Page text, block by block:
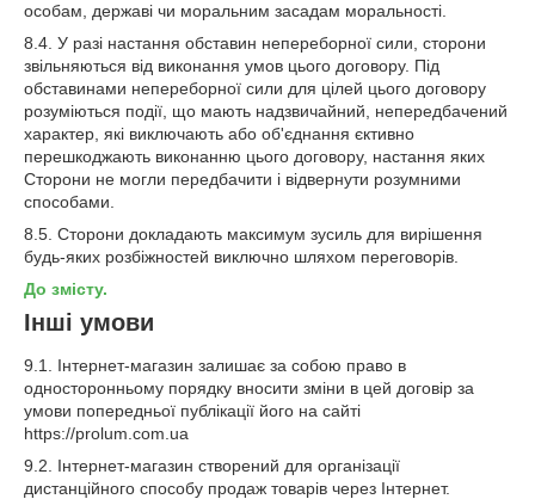
особам, державі чи моральним засадам моральності.
8.4. У разі настання обставин непереборної сили, сторони
звільняються від виконання умов цього договору. Під
обставинами непереборної сили для цілей цього договору
розуміються події, що мають надзвичайний, непередбачений
характер, які виключають або об'єднання єктивно
перешкоджають виконанню цього договору, настання яких
Сторони не могли передбачити і відвернути розумними
способами.
8.5. Сторони докладають максимум зусиль для вирішення
будь-яких розбіжностей виключно шляхом переговорів.
До змісту.
Інші умови
9.1. Інтернет-магазин залишає за собою право в
односторонньому порядку вносити зміни в цей договір за
умови попередньої публікації його на сайті
https://prolum.com.ua
9.2. Інтернет-магазин створений для організації
дистанційного способу продаж товарів через Інтернет.